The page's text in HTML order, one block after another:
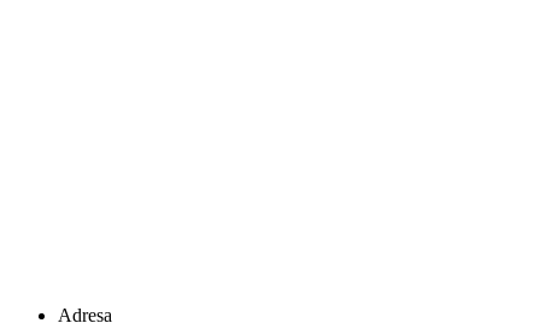
Adresa